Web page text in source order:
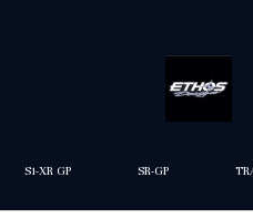
S1-XR GP SR-GP